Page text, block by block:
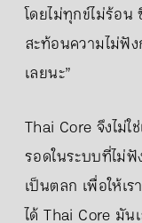
โดยไม่ทุกข์ไม่ร้อ
สะท้อนความไม่ฟั
เลยนะ”
Thai Core จึงไม่
รอดในระบบที่ไม่
เป็นตลก เพื่อให้เ
ได้ Thai Core มั